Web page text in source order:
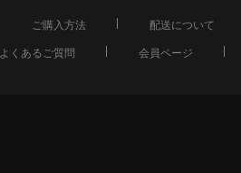
ご購入方法 配送について
よくあるご質問
会員ページ